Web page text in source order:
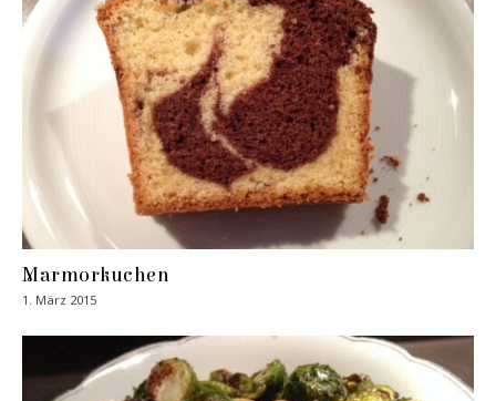
Marmorkuchen
1. März 2015